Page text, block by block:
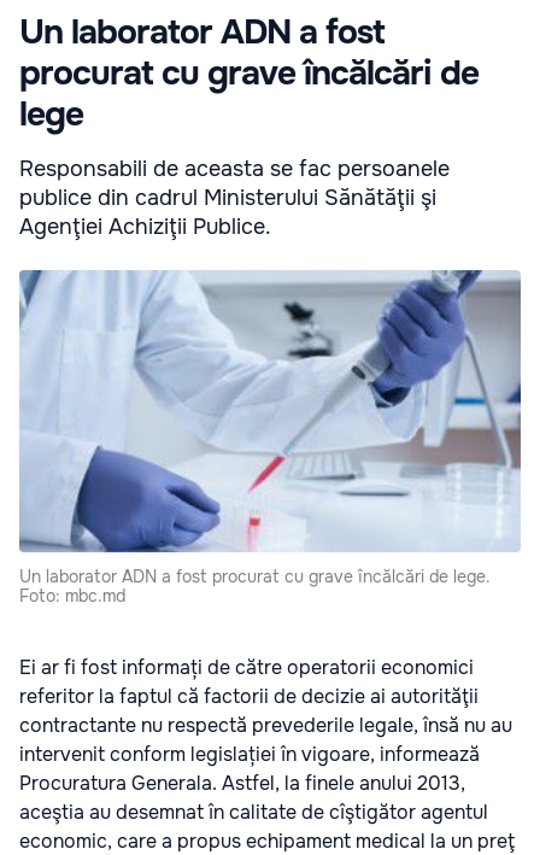
Un laborator ADN a fost
procurat cu grave încălcări de
lege
Responsabili de aceasta se fac persoanele
publice din cadrul Ministerului Sănătăţii şi
Agenţiei Achiziţii Publice.
Un laborator ADN a fost procurat cu grave încălcări de lege.
Foto: mbc.md
Ei ar fi fost informați de către operatorii economici
referitor la faptul că factorii de decizie ai autorităţii
contractante nu respectă prevederile legale, însă nu au
intervenit conform legislației în vigoare, informează
Procuratura Generala. Astfel, la finele anului 2013,
aceştia au desemnat în calitate de cîştigător agentul
economic, care a propus echipament medical la un preţ